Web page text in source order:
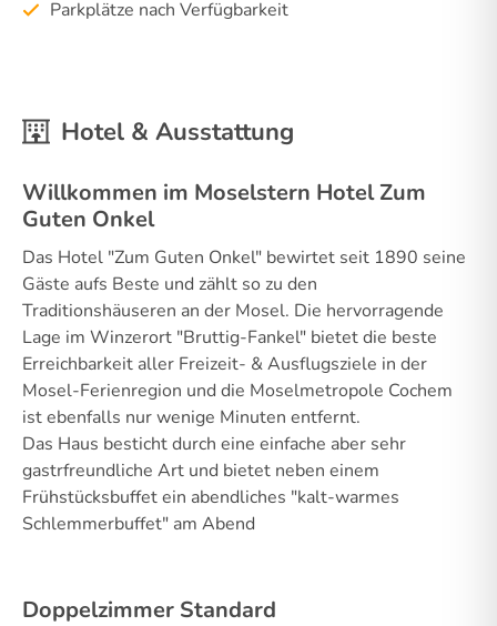
Parkplätze nach Verfügbarkeit
Hotel & Ausstattung
Willkommen im Moselstern Hotel Zum
Guten Onkel
Das Hotel "Zum Guten Onkel" bewirtet seit 1890 seine
Gäste aufs Beste und zählt so zu den
Traditionshäuseren an der Mosel. Die hervorragende
Lage im Winzerort "Bruttig-Fankel" bietet die beste
Erreichbarkeit aller Freizeit- & Ausflugsziele in der
Mosel-Ferienregion und die Moselmetropole Cochem
ist ebenfalls nur wenige Minuten entfernt.
Das Haus besticht durch eine einfache aber sehr
gastrfreundliche Art und bietet neben einem
Frühstücksbuffet ein abendliches "kalt-warmes
Schlemmerbuffet" am Abend
Doppelzimmer Standard